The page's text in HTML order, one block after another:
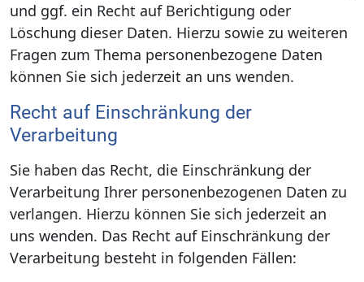
und ggf. ein Recht auf Berichtigung oder
Löschung dieser Daten. Hierzu sowie zu weiteren
Fragen zum Thema personenbezogene Daten
können Sie sich jederzeit an uns wenden.
Recht auf Einschränkung der
Verarbeitung
Sie haben das Recht, die Einschränkung der
Verarbeitung Ihrer personenbezogenen Daten zu
verlangen. Hierzu können Sie sich jederzeit an
uns wenden. Das Recht auf Einschränkung der
Verarbeitung besteht in folgenden Fällen: